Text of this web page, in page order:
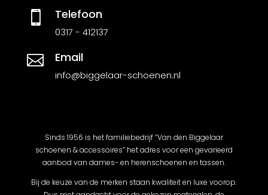
 Telefoon
0317 - 412137
 Email
info@biggelaar-schoenen.nl
Sinds 1956 is het familiebedrijf “Van den Biggelaar
schoenen & accessoires” het adres voor een gevarieerd
aanbod van dames- en herenschoenen en tassen.
Bij de keuze van de merken staan kwaliteit en luxe voorop.